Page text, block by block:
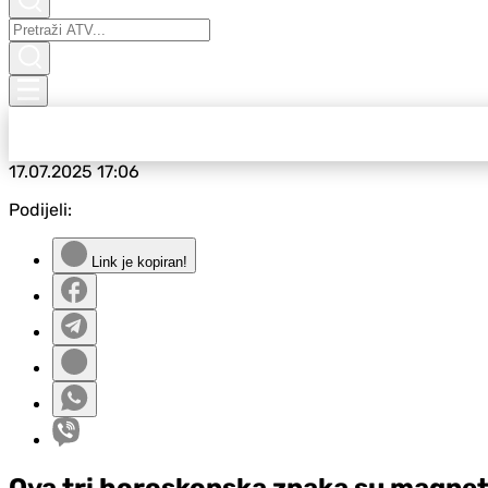
17.07.202517:06
Podijeli:
Link je kopiran!